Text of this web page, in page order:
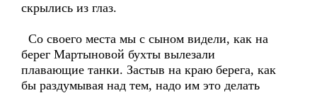
скрылись из глаз.
Со своего места мы с сыном видели, как на
берег Мартыновой бухты вылезали
плавающие танки. Застыв на краю берега, как
бы раздумывая над тем, надо им это делать